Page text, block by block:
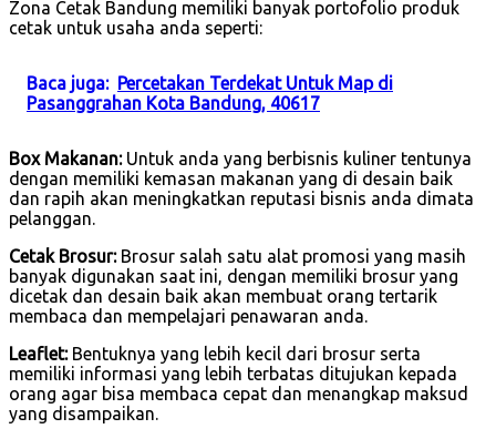
Zona Cetak Bandung memiliki banyak portofolio produk
cetak untuk usaha anda seperti:
Baca juga: Percetakan Terdekat Untuk Map di
Pasanggrahan Kota Bandung, 40617
Box Makanan:Untuk anda yang berbisnis kuliner tentunya
dengan memiliki kemasan makanan yang di desain baik
dan rapih akan meningkatkan reputasi bisnis anda dimata
pelanggan.
Cetak Brosur:Brosur salah satu alat promosi yang masih
banyak digunakan saat ini, dengan memiliki brosur yang
dicetak dan desain baik akan membuat orang tertarik
membaca dan mempelajari penawaran anda.
Leaflet:Bentuknya yang lebih kecil dari brosur serta
memiliki informasi yang lebih terbatas ditujukan kepada
orang agar bisa membaca cepat dan menangkap maksud
yang disampaikan.